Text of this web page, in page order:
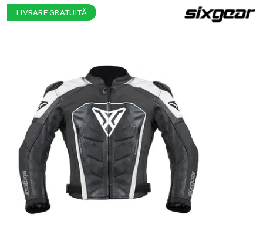
LIVRARE GRATUITĂ